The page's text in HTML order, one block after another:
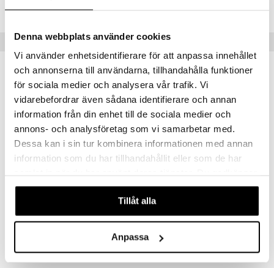
Denna webbplats använder cookies
Vi använder enhetsidentifierare för att anpassa innehållet
och annonserna till användarna, tillhandahålla funktioner
för sociala medier och analysera vår trafik. Vi
vidarebefordrar även sådana identifierare och annan
information från din enhet till de sociala medier och
annons- och analysföretag som vi samarbetar med.
Dessa kan i sin tur kombinera informationen med annan
information som du har tillhandahållit eller som de har
våra cookies vid fortsatt användande av vår webbplats.
Tillåt alla
Anpassa
Vinkkejä sinulle
Cederroth Burn Cover
CEDERROTH
14,29